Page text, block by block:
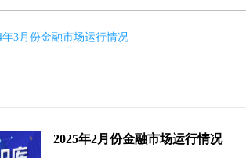
年3月份金融市场运行情况
2025年2月份金融市场运行情况